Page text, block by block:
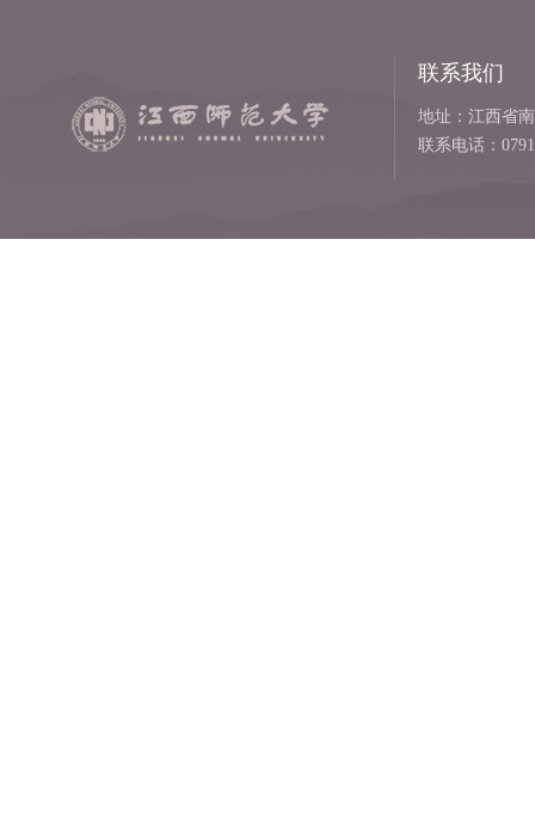
联系我们
地址：江西省
联系电话：